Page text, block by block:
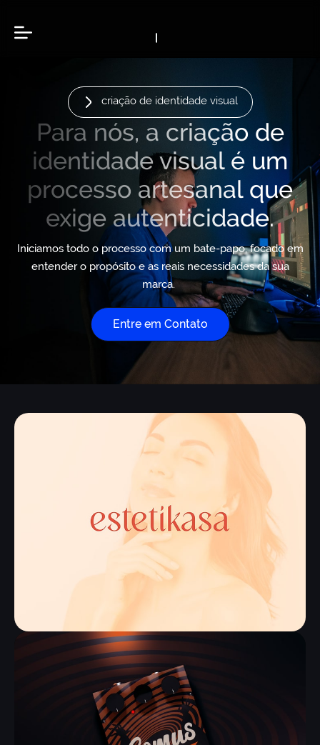
criação de identidade visual
Para nós, a criação de
identidade visual é um
processo artesanal que
exige autenticidade.
Iniciamos todo o processo com um bate-papo, focado em
entender o propósito e as reais necessidades da sua
marca.
Entre em Contato